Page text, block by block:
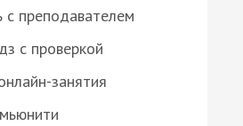
с преподавателем
с проверкой
занятия